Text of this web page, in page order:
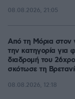
08.08.2026, 21:05
Από τη Μόρια
την κατηγορία για
διαδρομή του
σκότωσε τη
08.08.2026, 12:18